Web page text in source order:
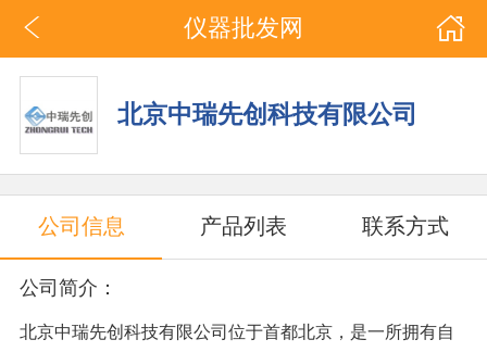
仪器批发网
北京中瑞先创科技有限公司
公司信息 产品列表 联系方式
公司简介：
北京中瑞先创科技有限公司位于首都北京，是一所拥有自